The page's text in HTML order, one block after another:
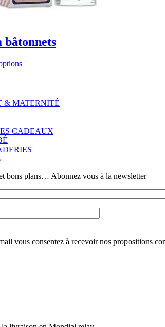
bâtonnets
Ce
variations.
Les
peuvent
être
choisies
sur
page
du
produit
& MATERNITÉ
CADEAUX
bons plans… Abonnez vous à la newsletter
vous consentez à recevoir nos propositions